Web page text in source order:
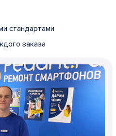
стандартами
заказа